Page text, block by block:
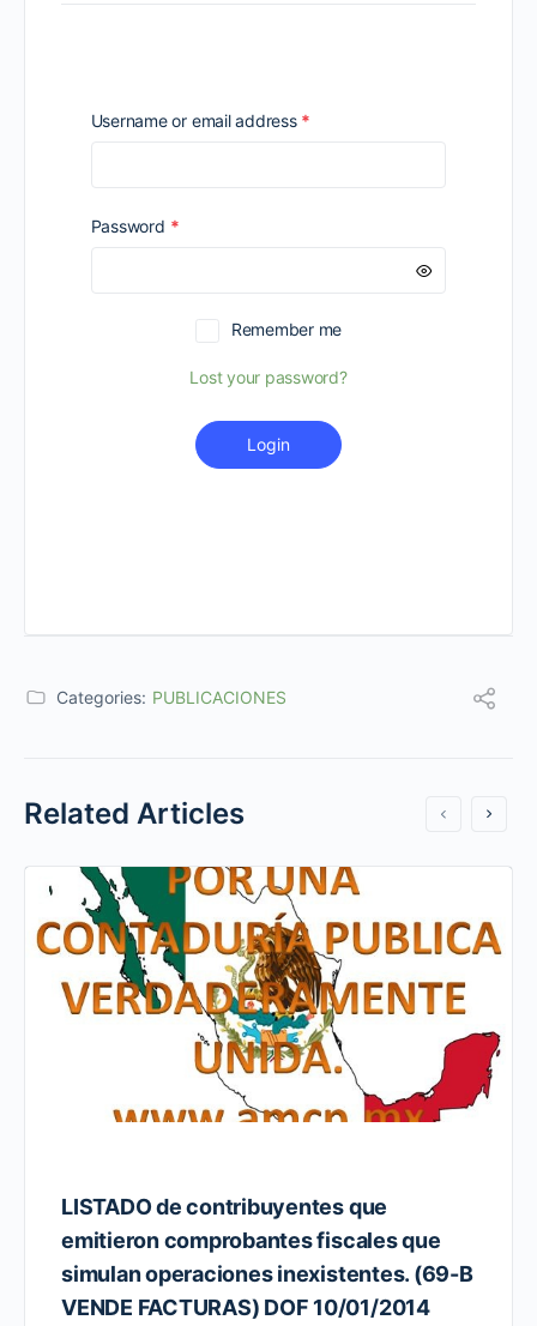
Username or email address *
Password *Required
Remember me
Lost your password?
Login
Categories: PUBLICACIONES
Related Articles
LISTADO de contribuyentes que
emitieron comprobantes fiscales que
simulan operaciones inexistentes. (69-B
VENDE FACTURAS) DOF 10/01/2014